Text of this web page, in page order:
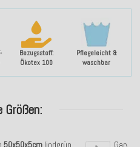
Bezugsstoff:
Ökotex 100
Pflegeleicht &
waschbar
50x50x5cmlindgrün
H.O.C.K. Gary